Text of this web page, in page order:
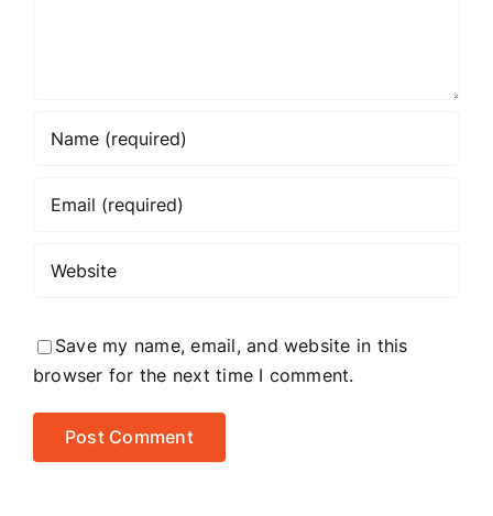
Save my name, email, and website in this
browser for the next time I comment.